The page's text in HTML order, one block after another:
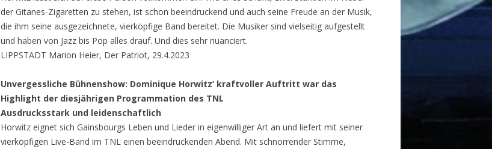
der Gitanes-Zigaretten zu stehen, ist schon beeindruckend und auch seine Freude an der Musik,
die ihm seine ausgezeichnete, vierköpfige Band bereitet. Die Musiker sind vielseitig aufgestellt
und haben von Jazz bis Pop alles drauf. Und dies sehr nuanciert.
LIPPSTADT Marion Heier, Der Patriot, 29.4.2023
Unvergessliche Bühnenshow: Dominique Horwitz‘ kraftvoller Auftritt war das
Highlight der diesjährigen Programmation des TNL
Ausdrucksstark und leidenschaftlich
Horwitz eignet sich Gainsbourgs Leben und Lieder in eigenwilliger Art an und liefert mit seiner
vierköpfigen Live-Band im TNL einen beeindruckenden Abend. Mit schnorrender Stimme,